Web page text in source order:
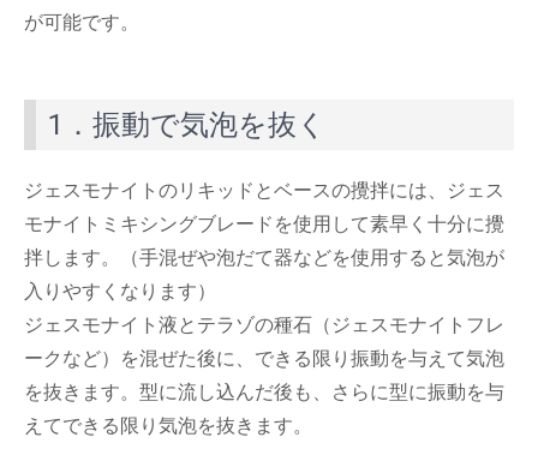
が可能です。
1．振動で気泡を抜く
ジェスモナイトのリキッドとベースの攪拌には、ジェス
モナイトミキシングブレードを使用して素早く十分に攪
拌します。（手混ぜや泡だて器などを使用すると気泡が
入りやすくなります）
ジェスモナイト液とテラゾの種石（ジェスモナイトフレ
ークなど）を混ぜた後に、できる限り振動を与えて気泡
を抜きます。型に流し込んだ後も、さらに型に振動を与
えてできる限り気泡を抜きます。